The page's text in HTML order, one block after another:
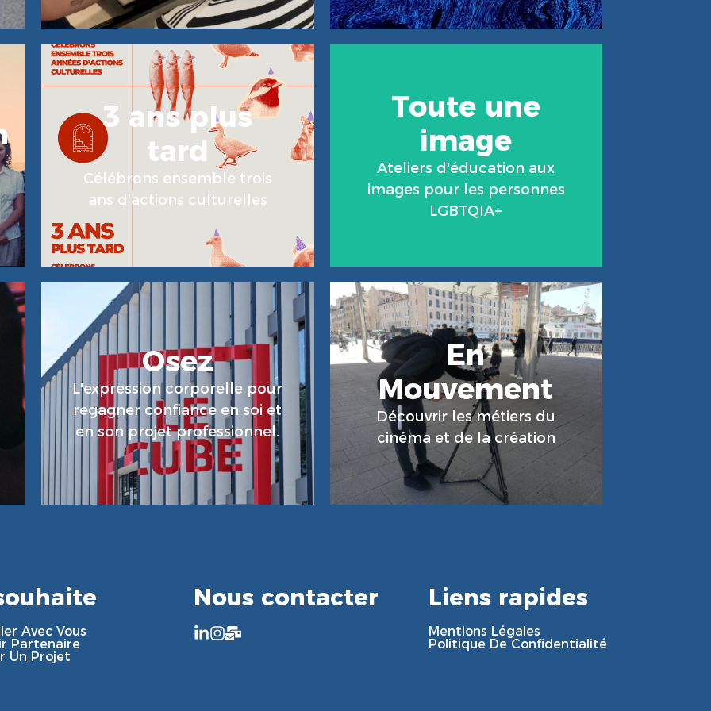
3 ans plus
tard
Célébrons ensemble trois
ans d'actions culturelles
En Savoir Plus
Toute une
image
Ateliers d'éducation aux
images pour les personnes
LGBTQIA+
En Savoir Plus
Osez
L'expression corporelle pour
regagner confiance en soi et
en son projet professionnel.
En Savoir Plus
En
Mouvement
Découvrir les métiers du
cinéma et de la création
En Savoir Plus
Avec Vous
Partenaire
Un Projet
Nous contacter Liens rapides
Mentions Légales
Politique De Confidentialité